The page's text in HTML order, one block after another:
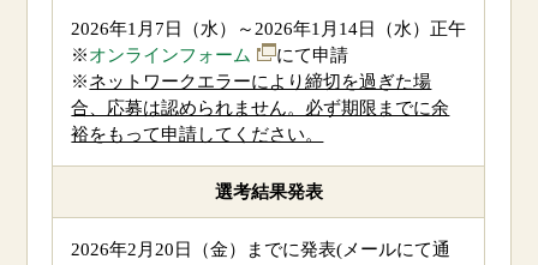
2026年1 月 7 日（水）～ 2026年1 月 14日（水）正午
※オンラインフォーム
にて申請
※ネットワークエラーにより締切を過ぎた場
合、応募は認められません。必ず期限までに余
裕をもって申請してください。
選考結果発表
2026年2 月 20 日（金）までに発表( メールにて通